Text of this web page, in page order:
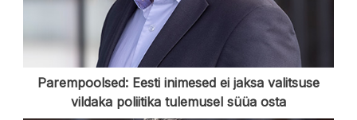
Parempoolsed: Eesti inimesed ei jaksa valitsuse
vildaka poliitika tulemusel süüa osta